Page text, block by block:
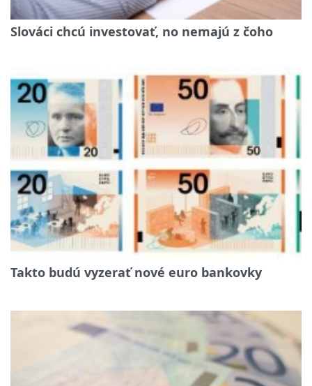
Slováci chcú investovať, no nemajú z čoho
Takto budú vyzerať nové euro bankovky